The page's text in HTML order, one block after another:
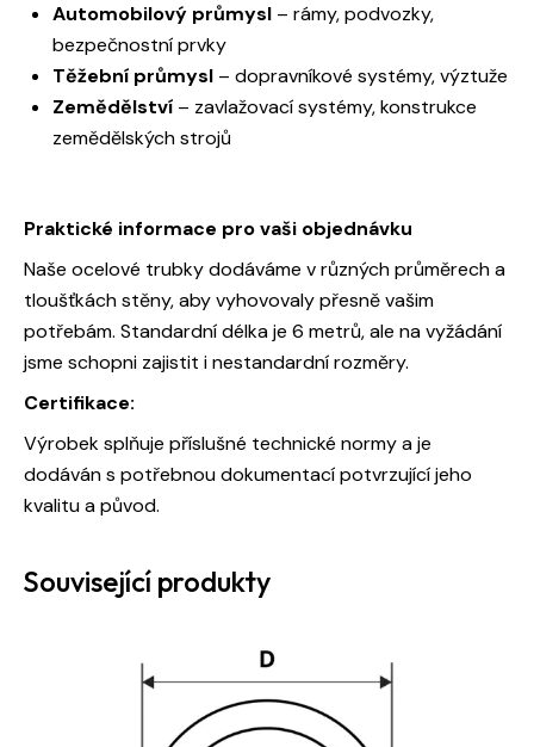
Automobilový průmysl – rámy, podvozky,
bezpečnostní prvky
Těžební průmysl – dopravníkové systémy, výztuže
Zemědělství – zavlažovací systémy, konstrukce
zemědělských strojů
Praktické informace pro vaši objednávku
Naše ocelové trubky dodáváme v různých průměrech a
tloušťkách stěny, aby vyhovovaly přesně vašim
potřebám. Standardní délka je 6 metrů, ale na vyžádání
jsme schopni zajistit i nestandardní rozměry.
Certifikace:
Výrobek splňuje příslušné technické normy a je
dodáván s potřebnou dokumentací potvrzující jeho
kvalitu a původ.
Související produkty